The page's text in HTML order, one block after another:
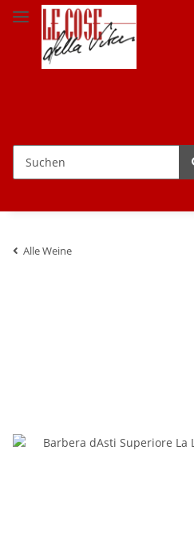
Alle Weine